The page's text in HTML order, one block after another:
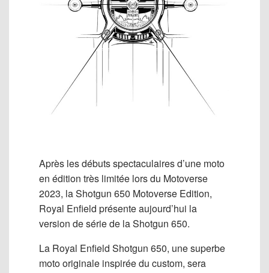
Après les débuts spectaculaires d’une moto
en édition très limitée lors du Motoverse
2023, la Shotgun 650 Motoverse Edition,
Royal Enfield présente aujourd’hui la
version de série de la Shotgun 650.
La Royal Enfield Shotgun 650, une superbe
moto originale inspirée du custom, sera